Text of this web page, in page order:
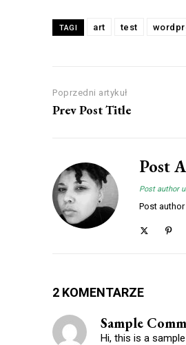
TAGI art test
Poprzedni artykuł
Prev Post Title
Post
Post author
Post
2 KOMENTARZE
Sample
Hi, this is a